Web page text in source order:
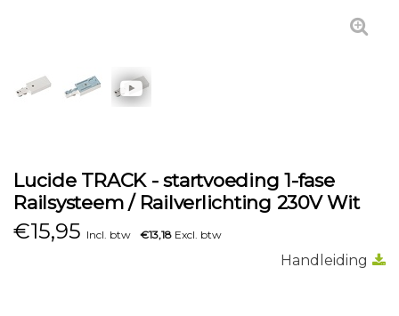
Lucide TRACK - startvoeding 1-fase
Railsysteem / Railverlichting 230V Wit
€15,95 Incl. btw €13,18 Excl. btw
Handleiding